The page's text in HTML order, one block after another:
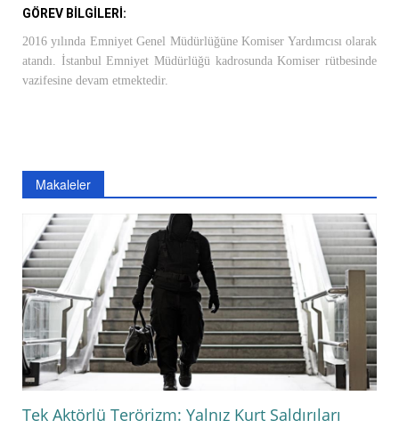
GÖREV BİLGİLERİ:
2016 yılında Emniyet Genel Müdürlüğüne Komiser Yardımcısı olarak
atandı. İstanbul Emniyet Müdürlüğü kadrosunda Komiser rütbesinde
vazifesine devam etmektedir.
Makaleler
Tek Aktörlü Terörizm: Yalnız Kurt Saldırıları